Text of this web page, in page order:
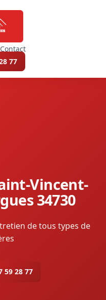
Contact
77
Vincent-
34730
de tous types de
59 28 77